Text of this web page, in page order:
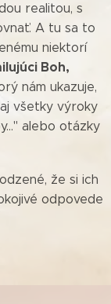
realitou, s
A tu sa to
niektorí
Boh,
nám ukazuje,
všetky výroky
alebo otázky
že si ich
odpovede